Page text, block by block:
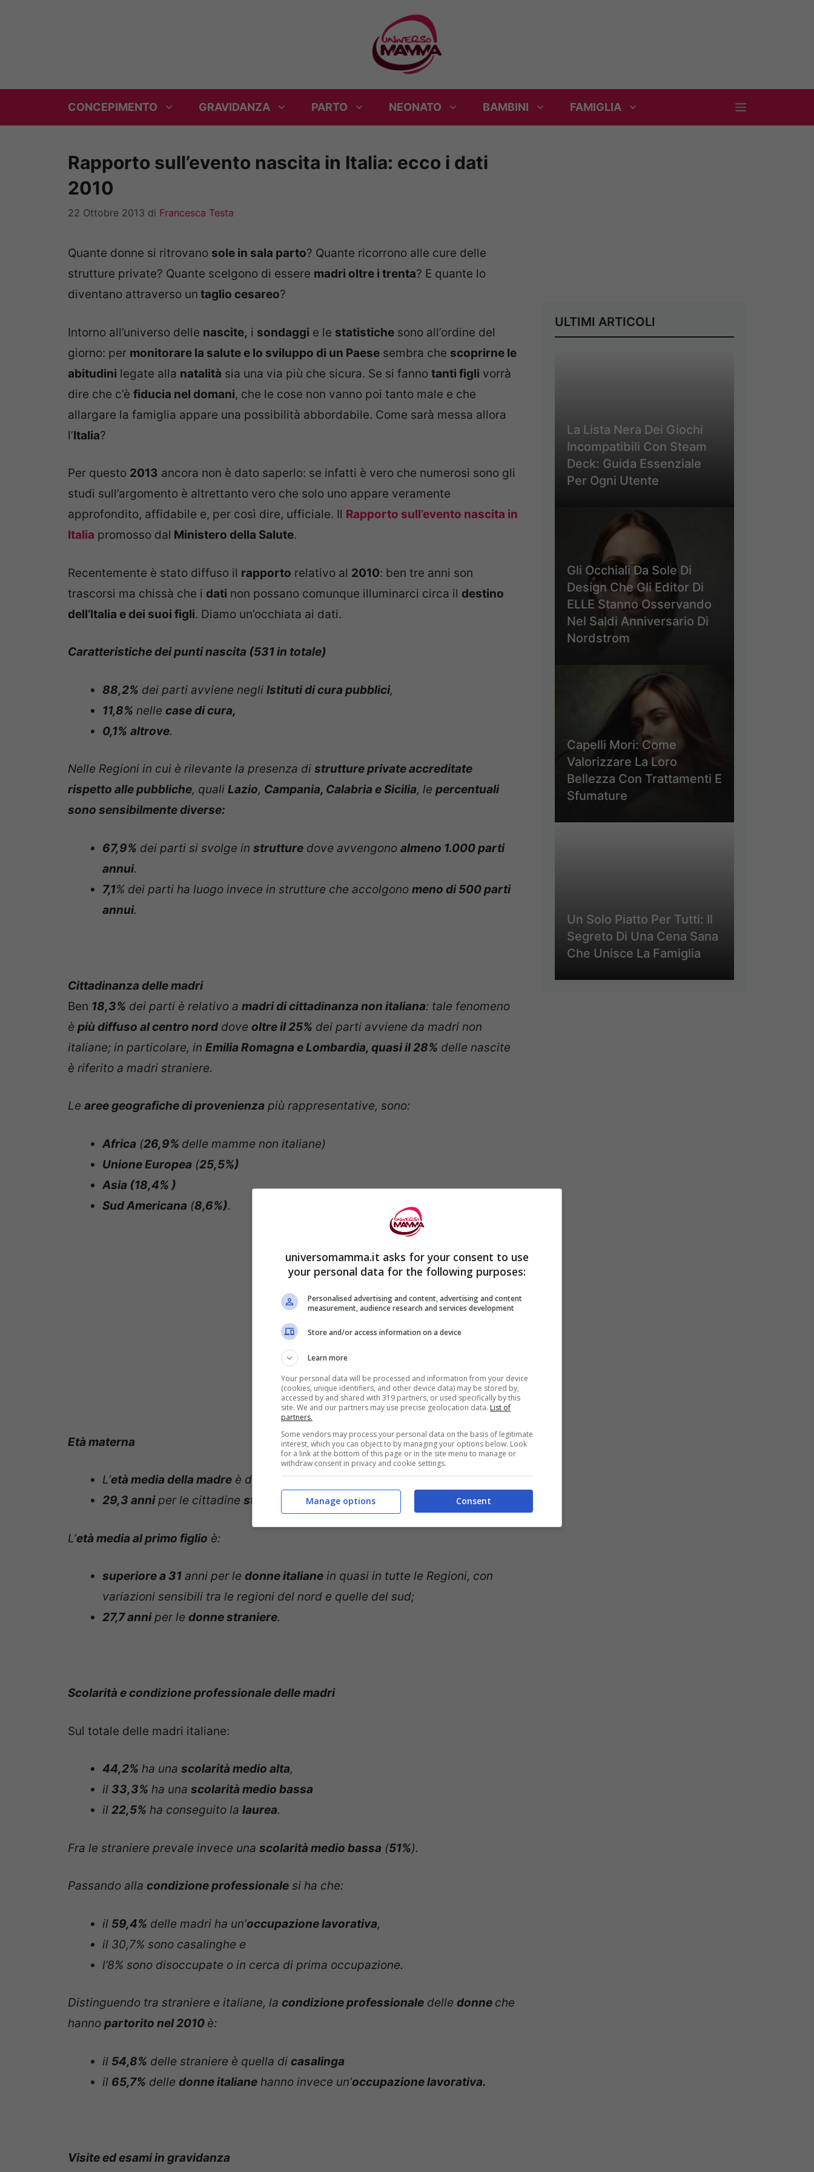
CONCEPIMENTO GRAVIDANZA PARTO NEONATO BAMBINI FAMIGLIA
Rapporto sull’evento nascita in Italia: ecco i dati
2010
22 Ottobre 2013 di Francesca Testa
Quante donne si ritrovano sole in sala parto? Quante ricorrono alle cure delle
strutture private? Quante scelgono di essere madri oltre i trenta? E quante lo
diventano attraverso un taglio cesareo?
Intorno all’universo delle nascite, i sondaggi e le statistiche sono all’ordine del
giorno: per monitorare la salute e lo sviluppo di un Paese sembra che scoprirne le
abitudini legate alla natalità sia una via più che sicura. Se si fanno tanti figli vorrà
dire che c’è fiducia nel domani, che le cose non vanno poi tanto male e che
allargare la famiglia appare una possibilità abbordabile. Come sarà messa allora
l’Italia?
Per questo 2013 ancora non è dato saperlo: se infatti è vero che numerosi sono gli
studi sull’argomento è altrettanto vero che solo uno appare veramente
approfondito, affidabile e, per così dire, ufficiale. Il Rapporto sull’evento nascita in
Italia promosso dal Ministero della Salute.
Recentemente è stato diffuso il rapporto relativo al 2010: ben tre anni son
trascorsi ma chissà che i dati non possano comunque illuminarci circa il destino
dell’Italia e dei suoi figli. Diamo un’occhiata ai dati.
Caratteristiche dei punti nascita (531 in totale)
88,2% dei parti avviene negli Istituti di cura pubblici,
11,8% nelle case di cura,
0,1% altrove.
Nelle Regioni in cui è rilevante la presenza di strutture private accreditate
rispetto alle pubbliche, quali Lazio, Campania, Calabria e Sicilia, le percentuali
sono sensibilmente diverse:
67,9% dei parti si svolge in strutture dove avvengono almeno 1.000 parti
annui.
7,1% dei parti ha luogo invece in strutture che accolgono meno di 500 parti
annui.
Cittadinanza delle madri
Ben 18,3% dei parti è relativo a madri di cittadinanza non italiana: tale fenomeno
è più diffuso al centro nord dove oltre il 25% dei parti avviene da madri non
italiane; in particolare, in Emilia Romagna e Lombardia, quasi il 28% delle nascite
è riferito a madri straniere.
Le aree geografiche di provenienza più rappresentative, sono:
Africa (26,9% delle mamme non italiane)
Unione Europea (25,5%)
Asia (18,4% )
Sud Americana (8,6%).
Età materna
L’età media della madre è di 32,6 anniper le italiane
29,3 anniper le cittadine straniere
L’età media al primo figlio è:
superiore a 31 anni per le donne italiane in quasi in tutte le Regioni, con
variazioni sensibili tra le regioni del nord e quelle del sud;
27,7 anniper le donne straniere.
Scolarità e condizione professionale delle madri
Sul totale delle madri italiane:
44,2% ha una scolarità medio alta,
il 33,3% ha una scolarità medio bassa
il 22,5% ha conseguito la laurea.
Fra le straniere prevale invece una scolarità medio bassa (51%).
Passando alla condizione professionale si ha che:
il 59,4% delle madri ha un’occupazione lavorativa,
il 30,7% sono casalinghe e
l’8% sono disoccupate o in cerca di prima occupazione.
Distinguendo tra straniere e italiane, la condizione professionale delle donne che
hanno partorito nel 2010 è:
il 54,8% delle straniere è quella di casalinga
il 65,7% delle donne italiane hanno invece un’occupazione lavorativa.
Visite ed esami in gravidanza
ULTIMI ARTICOLI
La Lista Nera Dei Giochi
Incompatibili Con Steam
Deck: Guida Essenziale
Per Ogni Utente
Gli Occhiali Da Sole Di
Design Che Gli Editor Di
ELLE Stanno Osservando
Nel Saldi Anniversario Di
Nordstrom
Capelli Mori: Come
Valorizzare La Loro
Bellezza Con Trattamenti E
Sfumature
Un Solo Piatto Per Tutti: Il
Segreto Di Una Cena Sana
Che Unisce La Famiglia
universomamma.it asks for your consent to use
your personal data for the following purposes:
Personalised advertising and content, advertising and content
measurement, audience research and services development
Store and/or access information on a device
Learn more
Your personal data will be processed and information from your device
(cookies, unique identifiers, and other device data) may be stored by,
accessed by and shared with 319 partners, or used specifically by this
site. We and our partners may use precise geolocation data. List of
partners.
Some vendors may process your personal data on the basis of legitimate
interest, which you can object to by managing your options below. Look
for a link at the bottom of this page or in the site menu to manage or
withdraw consent in privacy and cookie settings.
Consent
Manage options